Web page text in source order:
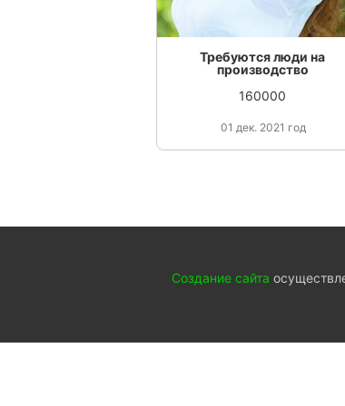
Требуются люди на
производство
160000
01 дек. 2021 год
Создание сайта